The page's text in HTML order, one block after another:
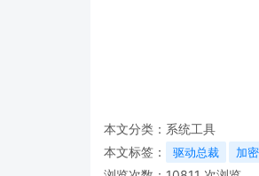
本文分类： 系统工具
本文标签：
驱动总裁 加